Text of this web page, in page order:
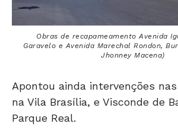
Obras de recapameamento Avenida
Garavelo e Avenida Marechal Rondon,
Jhonney Macena)
Apontou ainda intervenções
na Vila Brasília, e Visconde de
Parque Real.